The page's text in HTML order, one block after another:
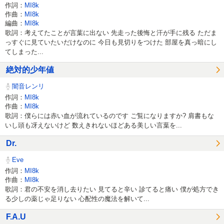
作詞： MI8k
作曲： MI8k
編曲： MI8k
歌詞：考えてたことが言葉に出ない 先走った後悔と汗が手に残る ただま
っすぐに見ていたいだけなのに 今日も見切りをつけた 部屋を真っ暗にし
てしまった...
絶対的少年値
闇音レンリ
作詞： MI8k
作曲： MI8k
歌詞：僕らには赤い血が流れているのです ご覧になりますか? 肩書もな
いし頭も冴えないけど 数えきれないほどある美しい言葉を...
Dr.
Eve
作詞： MI8k
作曲： MI8k
歌詞：君の不安を消し去りたい 見てると辛い 診てると痛い 僕が処方でき
る少しの薬じゃ足りない 心配性の魔法を解いて...
F.A.U